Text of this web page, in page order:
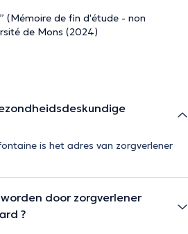
(Mémoire de fin d'étude - non
de Mons (2024)
is het adres van zorgverlener
door zorgverlener
?